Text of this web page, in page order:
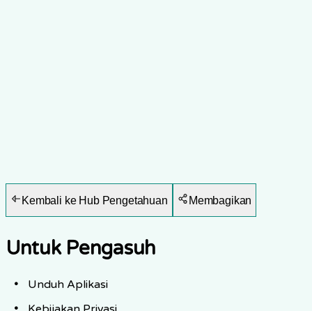
Kembali ke Hub Pengetahuan Membagikan
Untuk Pengasuh
Unduh Aplikasi